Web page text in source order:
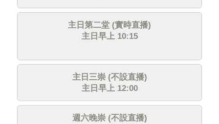
主日第二堂 (實時直播)
主日早上 10:15
主日三崇 (不設直播)
主日早上 12:00
週六晚崇 (不設直播)